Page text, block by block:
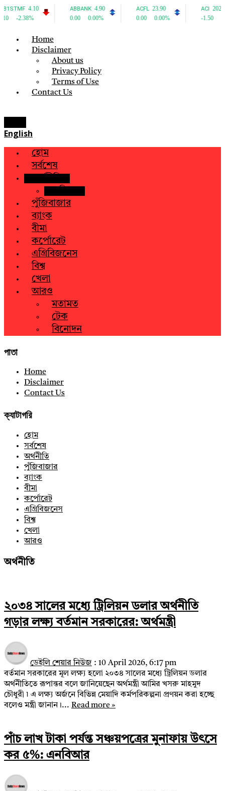
Home
Disclaimer
About us
Privacy Policy
Terms of Use
Contact Us
English
হোম
সর্বশেষ
পুঁজিবাজার
ব্যাংক
বীমা
কর্পোরেট
এগ্রিবিজনেস
বিশ্ব
খেলা
আরও
মতামত
টেক
বিনোদন
পাতা
Home
Disclaimer
Contact Us
ক্যাটাগরি
হোম
সর্বশেষ
অর্থনীতি
পুঁজিবাজার
ব্যাংক
বীমা
কর্পোরেট
এগ্রিবিজনেস
বিশ্ব
খেলা
আরও
অর্থনীতি
২০৩৪ সালের মধ্যে ট্রিলিয়ন ডলার অর্থনীতি
গড়ার লক্ষ্য বর্তমান সরকারের: অর্থমন্ত্রী
ডেইলি শেয়ার নিউজ : 10 April 2026, 6:17 pm
বর্তমান সরকারের মূল লক্ষ্য হলো ২০৩৪ সালের মধ্যে ট্রিলিয়ন ডলার
অর্থনীতিতে রূপান্তর বলে জানিয়েছেন অর্থমন্ত্রী আমির খসরু মাহমুদ
চৌধুরী ৷ এ লক্ষ্য অর্জনে বিভিন্ন মেয়াদি কর্মপরিকল্পনা প্রণয়ন করা হচ্ছে
বলেও মন্ত্রী জানান।... Read more »
পাঁচ লাখ টাকা পর্যন্ত সঞ্চয়পত্রের মুনাফায় উৎসে
কর ৫%: এনবিআর